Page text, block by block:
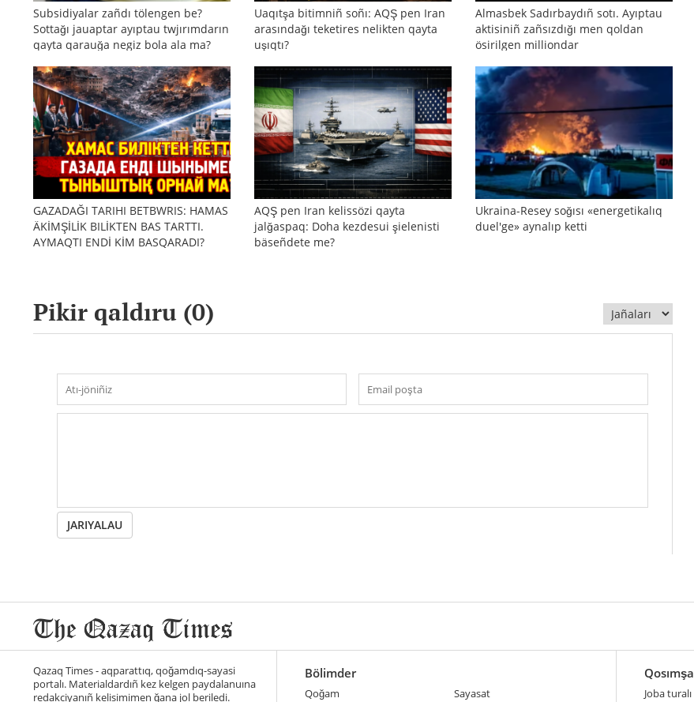
Subsidiyalar zañdı tölengen be?
Sottağı jauaptar ayıptau twjırımdarın
qayta qarauğa negiz bola ala ma?
Uaqıtşa bitimniñ soñı: AQŞ pen Iran
arasındağı teketires nelikten qayta
uşıqtı?
Almasbek Sadırbaydıñ sotı. Ayıptau
aktisiniñ zañsızdığı men qoldan
ösirilgen milliondar
GAZADAĞI TARIHI BETBWRIS: HAMAS
ÄKİMŞİLİK BILİKTEN BAS TARTTI.
AYMAQTI ENDİ KİM BASQARADI?
AQŞ pen Iran kelissözi qayta
jalğaspaq: Doha kezdesui şielenisti
bäseñdete me?
Ukraina-Resey soğısı «energetikalıq
duel'ge» aynalıp ketti
Pikir qaldıru (0)
JARIYALAU
Qazaq Times - aqparattıq, qoğamdıq-sayasi
portalı. Materialdardıñ kez kelgen paydalanuına
redakciyanıñ kelisimimen ğana jol beriledi.
Bölimder
Qoğam
Sayasat
Qosımşa
Joba turalı